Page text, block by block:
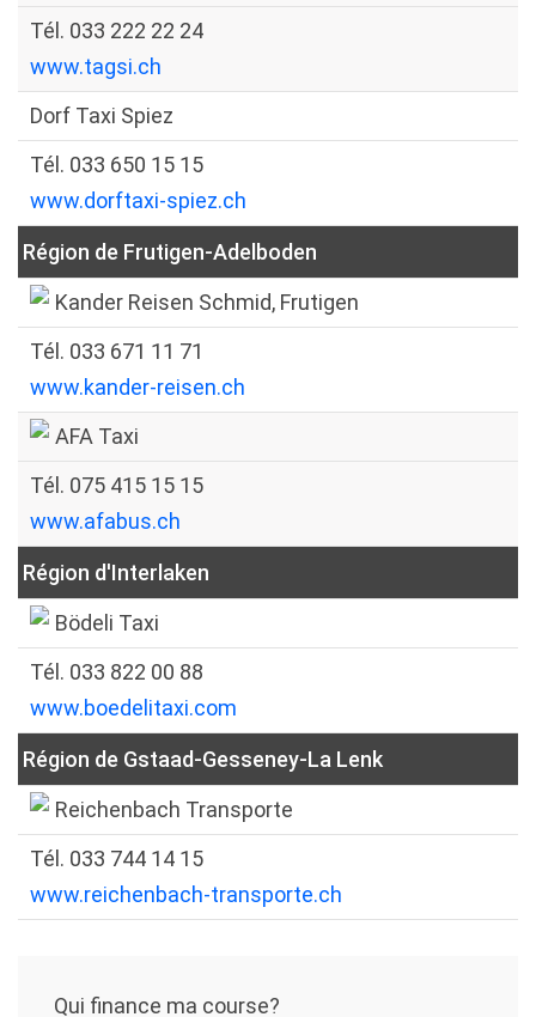
Tél. 033 222 22 24
www.tagsi.ch
Dorf Taxi Spiez
Tél. 033 650 15 15
www.dorftaxi-spiez.ch
Région de Frutigen-Adelboden
Kander Reisen Schmid, Frutigen
Tél. 033 671 11 71
www.kander-reisen.ch
AFA Taxi
Tél. 075 415 15 15
www.afabus.ch
Région d'Interlaken
Bödeli Taxi
Tél. 033 822 00 88
www.boedelitaxi.com
Région de Gstaad-Gesseney-La Lenk
Reichenbach Transporte
Tél. 033 744 14 15
www.reichenbach-transporte.ch
Qui finance ma course?